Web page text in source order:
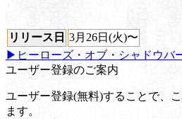
リリース日 3月26日(火)〜
▶ヒーローズ・オブ・シャドウバ
ユーザー登録のご案内
ユーザー登録(無料)することで、
ます。